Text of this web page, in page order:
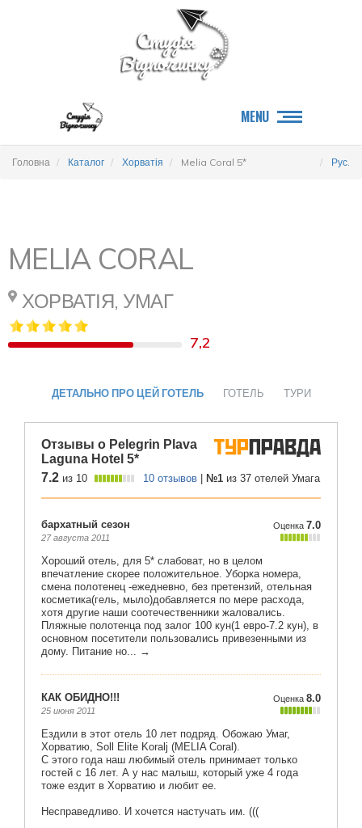
MENU
Головна Каталог Хорватія Melia Coral 5* Рус.
MELIA CORAL
ХОРВАТІЯ, УМАГ
7,2
ДЕТАЛЬНО ПРО ЦЕЙ ГОТЕЛЬ ГОТЕЛЬ ТУРИ